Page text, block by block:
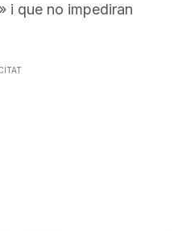
i que no impediran